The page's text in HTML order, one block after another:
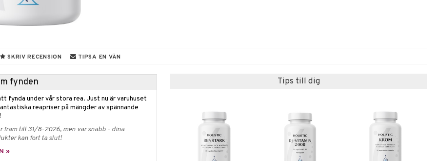
SKRIV RECENSION TIPSA EN VÄN
fynden
fynda under vår stora rea. Just nu är varuhuset
reapriser på mängder av spännande
fram till 31/8-2026, men var snabb - dina
kan fort ta slut!
»
Tips till dig